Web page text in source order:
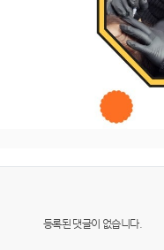
등록된 댓글이 없습니다.